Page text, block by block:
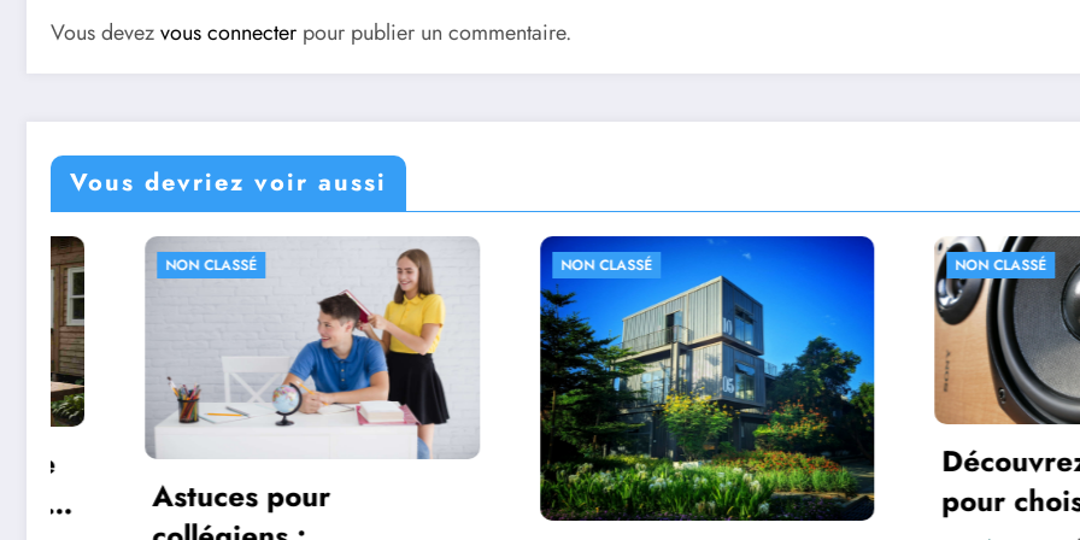
Vous devezvous connecter pour publier un commentaire.
Vous devriez voir aussi
NON CLASSÉ NON CLASSÉ
Découvrez les secrets
pour choisir un